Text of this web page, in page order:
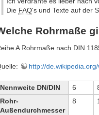
Die FAQ's und Texte auf der
Rohrmaße
A Rohrmaße nach DIN
http://
Nennweite DN/DIN 6
Rohr-
Außendurchmesser
8